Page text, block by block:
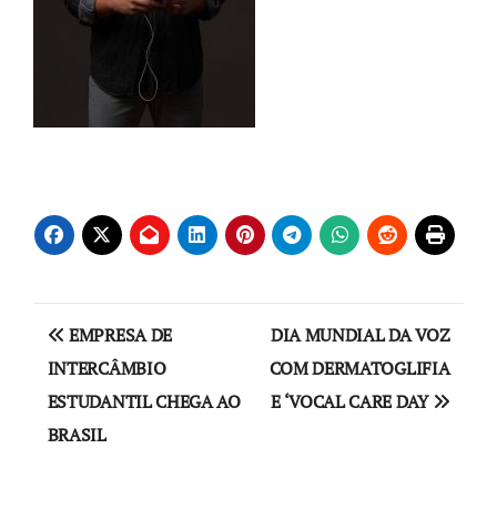
Navegação
de
Post
EMPRESA DE
INTERCÂMBIO
ESTUDANTIL CHEGA AO
BRASIL
DIA MUNDIAL DA VOZ
COM DERMATOGLIFIA
E ‘VOCAL CARE DAY